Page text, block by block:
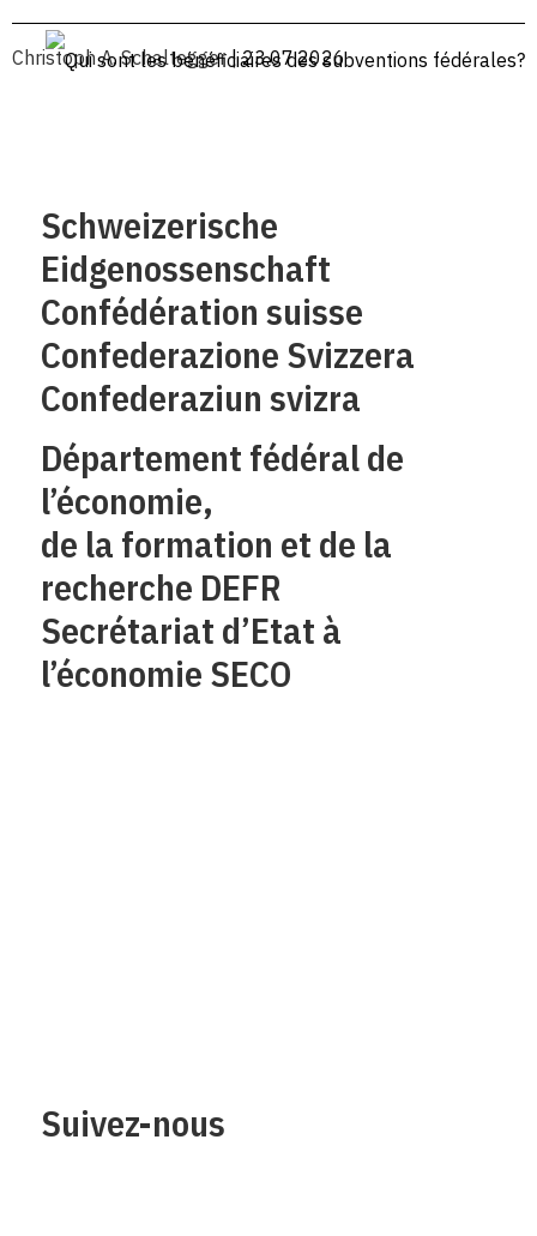
Christoph A. Schaltegger| 23.07.2026
Schweizerische
Eidgenossenschaft
Confédération suisse
Confederazione Svizzera
Confederaziun svizra
Département fédéral de
l’économie,
de la formation et de la
recherche DEFR
Secrétariat d’Etat à
l’économie SECO
Suivez-nous